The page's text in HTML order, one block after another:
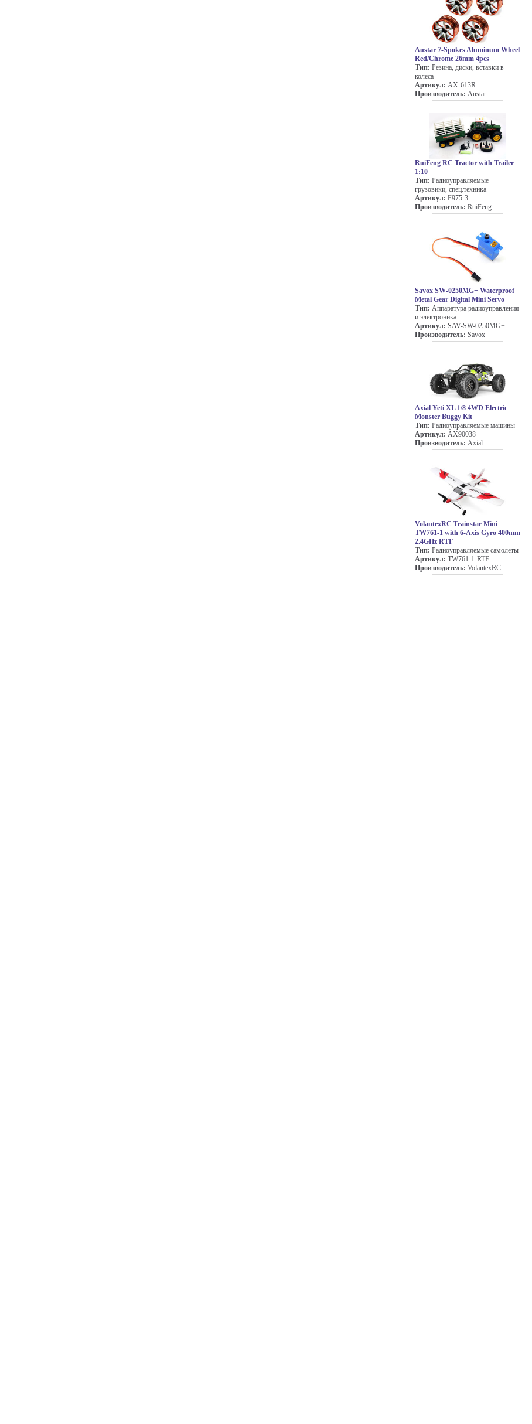
Austar 7-Spokes Aluminum Wheel
Red/Chrome 26mm 4pcs
Тип: Резина, диски, вставки в
колеса
Артикул: AX-613R
Производитель: Austar
RuiFeng RC Tractor with Trailer
1:10
Тип: Радиоуправляемые
грузовики, спец.техника
Артикул: F975-3
Производитель: RuiFeng
Savox SW-0250MG+ Waterproof
Metal Gear Digital Mini Servo
Тип: Аппаратура радиоуправления
и электроника
Артикул: SAV-SW-0250MG+
Производитель: Savox
Axial Yeti XL 1/8 4WD Electric
Monster Buggy Kit
Тип: Радиоуправляемые машины
Артикул: AX90038
Производитель: Axial
VolantexRC Trainstar Mini
TW761-1 with 6-Axis Gyro 400mm
2.4GHz RTF
Тип: Радиоуправляемые самолеты
Артикул: TW761-1-RTF
Производитель: VolantexRC